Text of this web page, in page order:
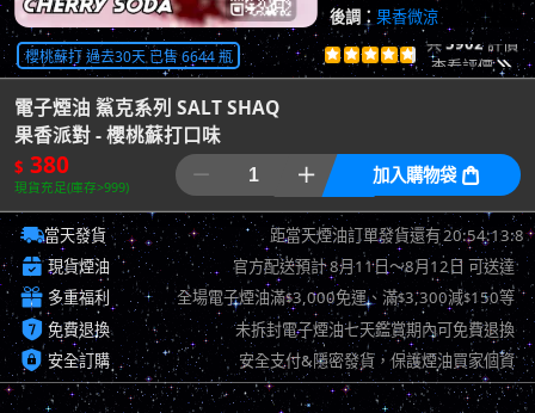
後調： 果香微涼
櫻桃蘇打 過去30天 已售 6644 瓶      共5902 評價
查看評價
電子煙油 鯊克系列 SALT SHAQ
果香派對 - 櫻桃蘇打口味
$ 380
現貨充足(庫存>999)
  加入購物袋 
當天發貨 距當天煙油訂單發貨還有20:54:12:10
 現貨煙油 官方配送預計8月11日～8月12日 可送達
 多重福利 全場電子煙油滿$3,000免運、滿$3,300減$150等
 免費退換 未拆封電子煙油七天鑑賞期內可免費退換
 安全訂購 安全支付&隱密發貨，保護煙油買家個資